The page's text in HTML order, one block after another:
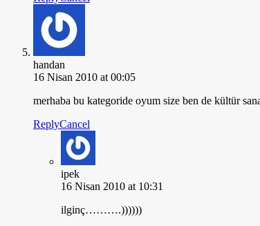
handan
16 Nisan 2010 at 00:05
merhaba bu kategoride oyum size ben de kültür
ReplyCancel
ipek
16 Nisan 2010 at 10:31
ilginç……….))))))